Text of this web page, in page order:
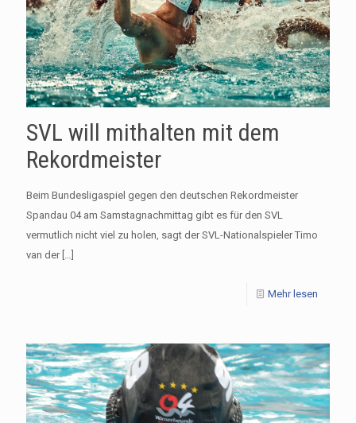
SVL will mithalten mit dem
Rekordmeister
Beim Bundesligaspiel gegen den deutschen Rekordmeister
Spandau 04 am Samstagnachmittag gibt es für den SVL
vermutlich nicht viel zu holen, sagt der SVL-Nationalspieler Timo
van der[…]
Mehr lesen